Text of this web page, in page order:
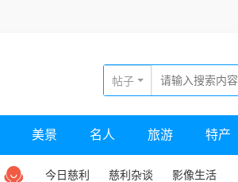
帖子
美景 名人 旅游 特产
今日慈利 慈利杂谈 影像生活